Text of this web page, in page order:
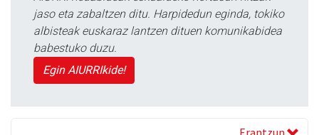
jaso eta zabaltzen ditu. Harpidedun eginda, tokiko
albisteak euskaraz lantzen dituen komunikabidea
babestuko duzu.
Egin AIURRIkide!
Erantzun